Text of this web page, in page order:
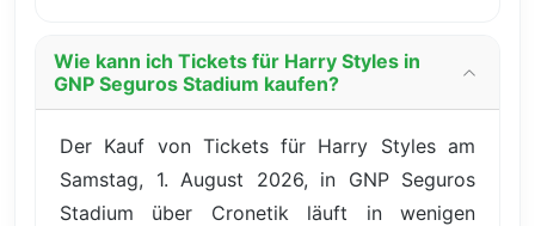
Wie kann ich Tickets für Harry Styles in
GNP Seguros Stadium kaufen?
Der Kauf von Tickets für Harry Styles am
Samstag, 1. August 2026, in GNP Seguros
Stadium über Cronetik läuft in wenigen